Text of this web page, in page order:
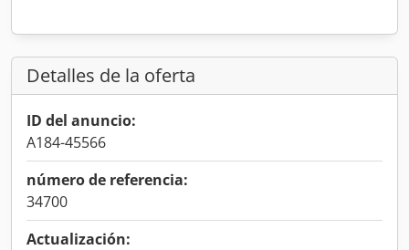
Detalles de la oferta
ID del anuncio:
A184-45566
número de referencia:
34700
Actualización: